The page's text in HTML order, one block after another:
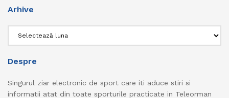
Arhive
Despre
Singurul ziar electronic de sport care iti aduce stiri si
informatii atat din toate sporturile practicate in Teleorman